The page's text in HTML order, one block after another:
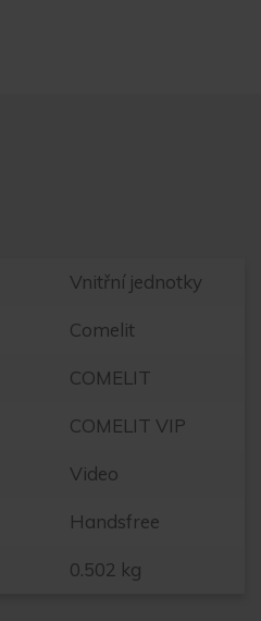
Vnitřní jednotky
Comelit
COMELIT
COMELIT VIP
Video
Handsfree
0.502 kg